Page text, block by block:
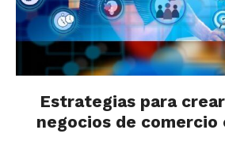
Estrategias para
negocios de